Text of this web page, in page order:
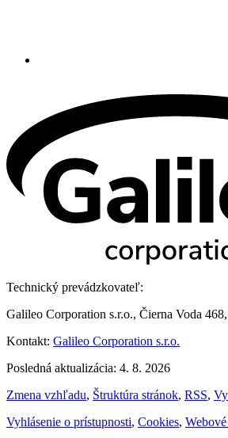
Technický prevádzkovateľ:
Galileo Corporation s.r.o., Čierna Voda
Kontakt: Galileo Corporation s.r.o.
Posledná aktualizácia: 4. 8. 2026
Zmena vzhľadu, Štruktúra stránok, RSS,
Vyhlásenie o prístupnosti, Cookies,